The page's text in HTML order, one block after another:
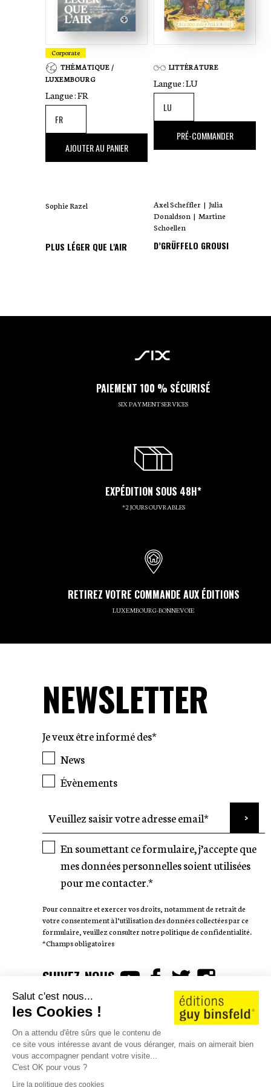
Corporate
THÉMATIQUE /
LUXEMBOURG
Langue :FR
,00 €
AJOUTER AU PANIER
Sophie Razel
PLUS LÉGER QUE L'AIR
LITTÉRATURE
Langue :LU
,00 €
PRÉ-COMMANDER
Axel Scheffler | Julia
Donaldson | Martine
Schoellen
D’GRÜFFELO GROUSI
PAIEMENT 100 % SÉCURISÉ
SIX PAYMENT SERVICES
EXPÉDITION SOUS 48H*
*2 JOURS OUVRABLES
RETIREZ VOTRE COMMANDE AUX ÉDITIONS
LUXEMBOURG-BONNEVOIE
NEWSLETTER
Je veux être informé des*
News
Évènements
En soumettant ce formulaire, j’accepte que
mes données personnelles soient utilisées
pour me contacter.*
Pour connaître et exercer vos droits, notamment de retrait de
votre consentement à l’utilisation des données collectées par ce
formulaire, veuillez consulter notre politique de confidentialité.
*Champs obligatoires
SUIVEZ-NOUS
AUTEURS
WE LOVE STORIES
CATALOGUE 25/26
Salut c'est nous...
les Cookies !
On a attendu d'être sûrs que le contenu de
ce site vous intéresse avant de vous déranger, mais on aimerait bien
vous accompagner pendant votre visite...
C'est OK pour vous ?
Lire la politique des cookies